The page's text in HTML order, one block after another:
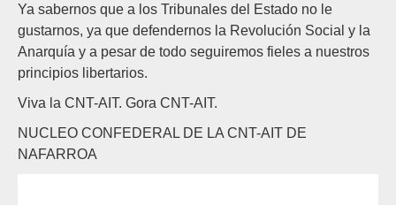
Ya sabernos que a los Tribunales del Estado no le
gustarnos, ya que defendernos la Revolución Social y la
Anarquía y a pesar de todo seguiremos fieles a nuestros
principios libertarios.
Viva la CNT-AIT. Gora CNT-AIT.
NUCLEO CONFEDERAL DE LA CNT-AIT DE
NAFARROA